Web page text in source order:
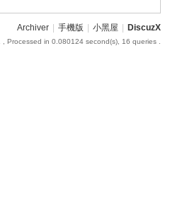
Archiver 手機版 小黑屋 DiscuzX
, Processed in 0.080124 second(s), 16 queries .